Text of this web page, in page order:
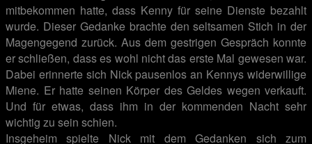
mitbekommen hatte, dass Kenny für seine Dienste bezahlt
wurde. Dieser Gedanke brachte den seltsamen Stich in der
Magengegend zurück. Aus dem gestrigen Gespräch konnte
er schließen, dass es wohl nicht das erste Mal gewesen war.
Dabei erinnerte sich Nick pausenlos an Kennys widerwillige
Miene. Er hatte seinen Körper des Geldes wegen verkauft.
Und für etwas, dass ihm in der kommenden Nacht sehr
wichtig zu sein schien.
Insgeheim spielte Nick mit dem Gedanken sich zum